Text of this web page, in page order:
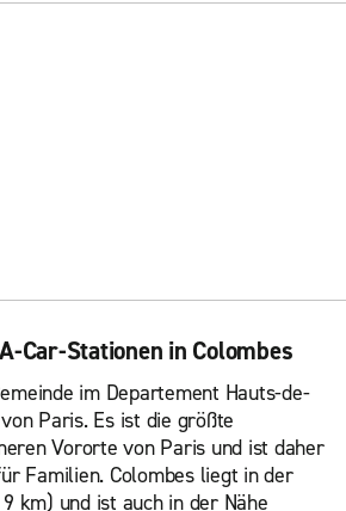
Car-Stationen in Colombes
im Departement Hauts-de-
Paris. Es ist die größte
Vororte von Paris und ist daher
Familien. Colombes liegt in der
km) und ist auch in der Nähe